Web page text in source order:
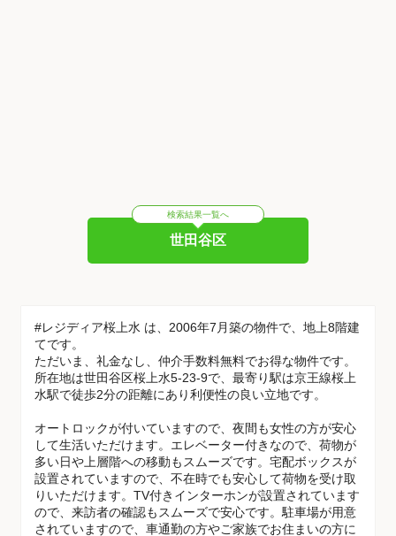
検索結果一覧へ
世田谷区
#レジディア桜上水 は、2006年7月築の物件で、地上8階建
てです。
ただいま、礼金なし、仲介手数料無料でお得な物件です。
所在地は世田谷区桜上水5-23-9で、最寄り駅は京王線桜上
水駅で徒歩2分の距離にあり利便性の良い立地です。
オートロックが付いていますので、夜間も女性の方が安心
して生活いただけます。エレベーター付きなので、荷物が
多い日や上層階への移動もスムーズです。宅配ボックスが
設置されていますので、不在時でも安心して荷物を受け取
りいただけます。TV付きインターホンが設置されています
ので、来訪者の確認もスムーズで安心です。駐車場が用意
されていますので、車通勤の方やご家族でお住まいの方に